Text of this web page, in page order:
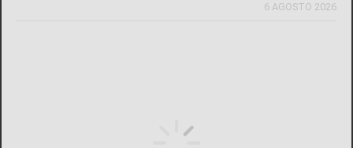
6 AGOSTO 2026